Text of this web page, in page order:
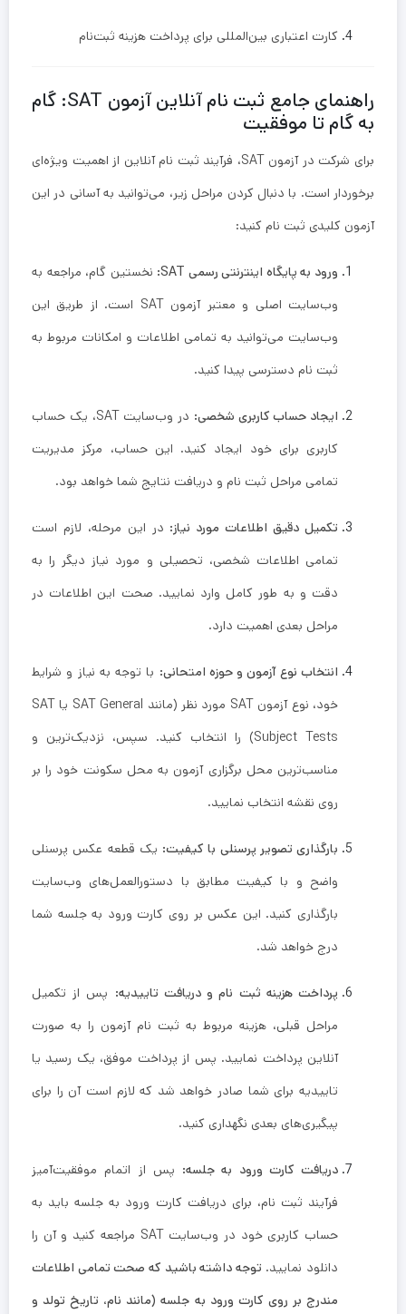
کارت اعتباری بین‌المللی برای پرداخت هزینه ثبت‌نام
راهنمای جامع ثبت نام آنلاین آزمون SAT: گام
به گام تا موفقیت
برای شرکت در آزمون SAT، فرآیند ثبت نام آنلاین از اهمیت ویژه‌ای
برخوردار است. با دنبال کردن مراحل زیر، می‌توانید به آسانی در این
آزمون کلیدی ثبت نام کنید:
ورود به پایگاه اینترنتی رسمی SAT:
نخستین گام، مراجعه به
وب‌سایت اصلی و معتبر آزمون SAT است. از طریق این
وب‌سایت می‌توانید به تمامی اطلاعات و امکانات مربوط به
ثبت نام دسترسی پیدا کنید.
ایجاد حساب کاربری شخصی:
در وب‌سایت SAT، یک حساب
کاربری برای خود ایجاد کنید. این حساب، مرکز مدیریت
تمامی مراحل ثبت نام و دریافت نتایج شما خواهد بود.
تکمیل دقیق اطلاعات مورد نیاز: در این مرحله، لازم است
تمامی اطلاعات شخصی، تحصیلی و مورد نیاز دیگر را به
دقت و به طور کامل وارد نمایید. صحت این اطلاعات در
مراحل بعدی اهمیت دارد.
انتخاب نوع آزمون و حوزه امتحانی: با توجه به نیاز و شرایط
خود، نوع آزمون SAT مورد نظر (مانند SAT General یا SAT
Subject Tests) را انتخاب کنید. سپس، نزدیک‌ترین و
مناسب‌ترین محل برگزاری آزمون به محل سکونت خود را بر
روی نقشه انتخاب نمایید.
بارگذاری تصویر پرسنلی با کیفیت: یک قطعه عکس پرسنلی
واضح و با کیفیت مطابق با دستورالعمل‌های وب‌سایت
بارگذاری کنید. این عکس بر روی کارت ورود به جلسه شما
درج خواهد شد.
پرداخت هزینه ثبت نام و دریافت تاییدیه: پس از تکمیل
مراحل قبلی، هزینه مربوط به ثبت نام آزمون را به صورت
آنلاین پرداخت نمایید. پس از پرداخت موفق، یک رسید یا
تاییدیه برای شما صادر خواهد شد که لازم است آن را برای
پیگیری‌های بعدی نگهداری کنید.
دریافت کارت ورود به جلسه: پس از اتمام موفقیت‌آمیز
فرآیند ثبت نام، برای دریافت کارت ورود به جلسه باید به
حساب کاربری خود در وب‌سایت SAT مراجعه کنید و آن را
دانلود نمایید. توجه داشته باشید که صحت تمامی اطلاعات
مندرج بر روی کارت ورود به جلسه (مانند نام، تاریخ تولد و